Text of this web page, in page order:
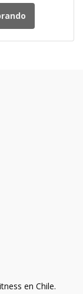
en Chile.